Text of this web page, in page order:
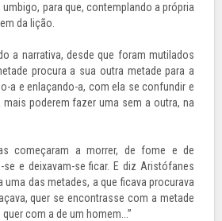
para que, contemplando a própria
da lição.
a narrativa, desde que foram mutilados
procura a sua outra metade para a
a e enlaçando-a, com ela se confundir e
poderem fazer uma sem a outra, na
começaram a morrer, de fome e de
se e deixavam-se ficar. E diz Aristófanes
uma das metades, a que ficava procurava
quer se encontrasse com a metade
com a de um homem...”